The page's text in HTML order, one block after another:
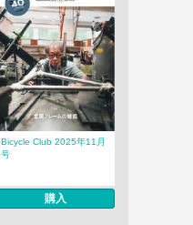
Bicycle Club 2025年11月
号
購入